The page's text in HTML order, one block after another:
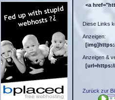
<a
Diese Links
Anzeigen:
Anzeigen &
Zurück zur